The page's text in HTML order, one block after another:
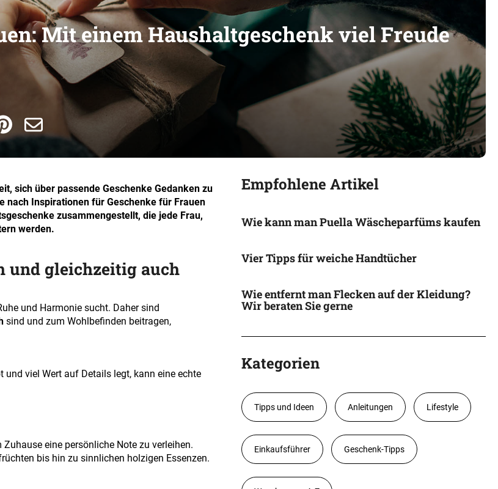
Mit einem Haushaltgeschenk viel Freude
sich über passende Geschenke Gedanken zu
nach Inspirationen für Geschenke für Frauen
zusammengestellt, die jede Frau,
werden.
und gleichzeitig auch
und Harmonie sucht. Daher sind
sind und zum Wohlbefinden beitragen,
und viel Wert auf Details legt, kann eine echte
eine persönliche Note zu verleihen.
bis hin zu sinnlichen holzigen Essenzen.
Empfohlene Artikel
Wie kann man Puella Wäscheparfüms kaufen
Vier Tipps für weiche Handtücher
Wie entfernt man Flecken auf der Kleidung?
Wir beraten Sie gerne
Kategorien
Tipps und Ideen Anleitungen Lifestyle
Einkaufsführer Geschenk-Tipps